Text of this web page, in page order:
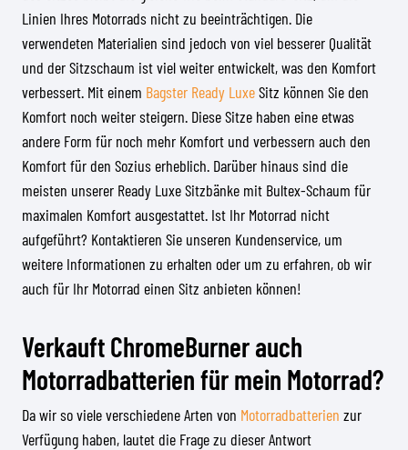
Linien Ihres Motorrads nicht zu beeinträchtigen. Die
verwendeten Materialien sind jedoch von viel besserer Qualität
und der Sitzschaum ist viel weiter entwickelt, was den Komfort
verbessert. Mit einem Bagster Ready LuxeSitz können Sie den
Komfort noch weiter steigern. Diese Sitze haben eine etwas
andere Form für noch mehr Komfort und verbessern auch den
Komfort für den Sozius erheblich. Darüber hinaus sind die
meisten unserer Ready Luxe Sitzbänke mit Bultex-Schaum für
maximalen Komfort ausgestattet. Ist Ihr Motorrad nicht
aufgeführt? Kontaktieren Sie unseren Kundenservice, um
weitere Informationen zu erhalten oder um zu erfahren, ob wir
auch für Ihr Motorrad einen Sitz anbieten können!
Verkauft ChromeBurner auch
Motorradbatterien für mein Motorrad?
Da wir so viele verschiedene Arten von Motorradbatterien zur
Verfügung haben, lautet die Frage zu dieser Antwort